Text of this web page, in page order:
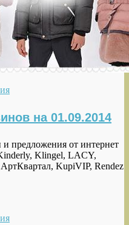
на 01.09.2014
предложения от интернет
Klingel, LACY,
KupiVIP, Rendez